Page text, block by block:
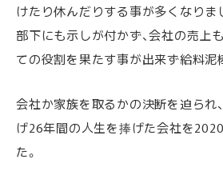
けたり休んだりする事が多くなりま
部下にも示しが付かず、会社の売上
ての役割を果たす事が出来ず給料泥
会社か家族を取るかの決断を迫られ
げ26年間の人生を捧げた会社を
た。